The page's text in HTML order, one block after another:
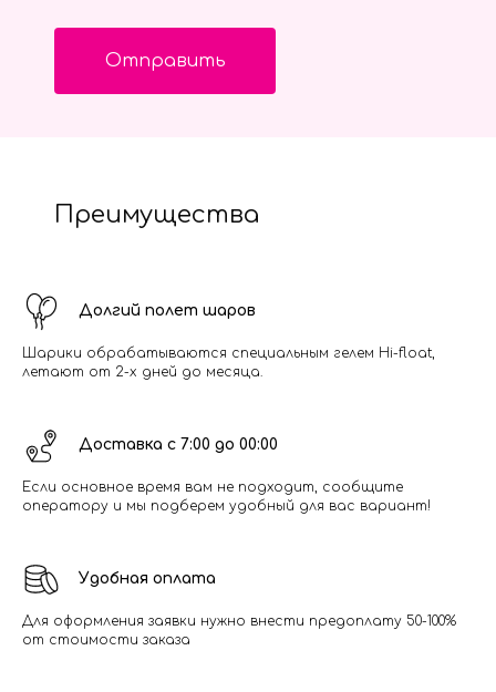
Отправить
Преимущества
Долгий полет шаров
Шарики обрабатываются специальным гелем Hi-float,
летают от 2-х дней до месяца.
Доставка с 7:00 до 00:00
Если основное время вам не подходит, сообщите
оператору и мы подберем удобный для вас вариант!
Удобная оплата
Для оформления заявки нужно внести предоплату 50-100%
от стоимости заказа